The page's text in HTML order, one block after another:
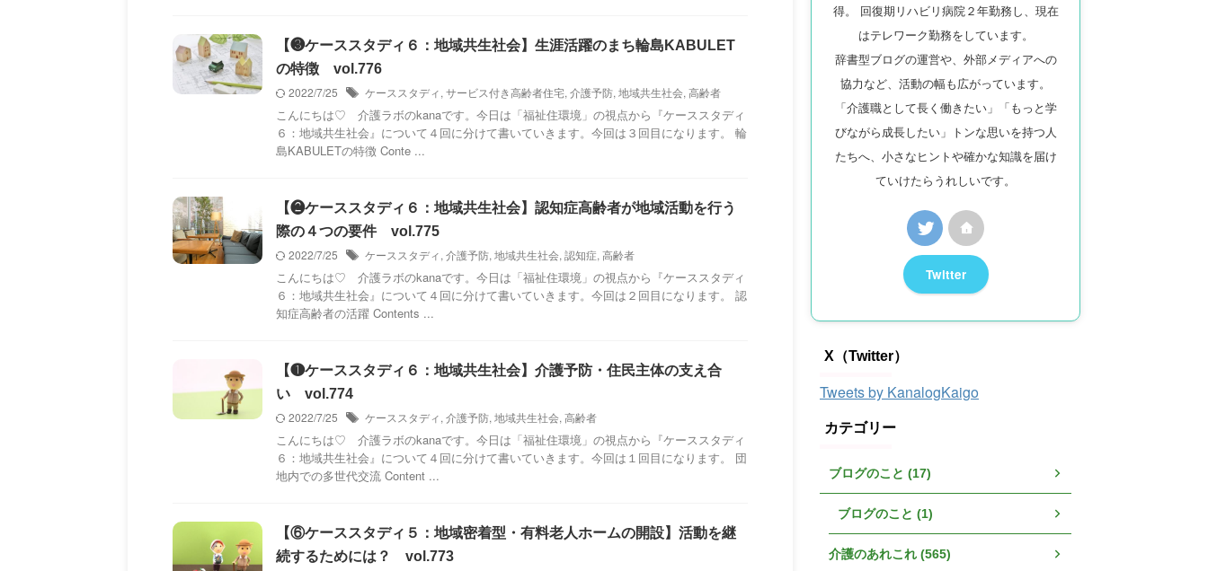
【❸ケーススタディ６：地域共生社会】生涯活躍のまち輪島KABULET
の特徴 vol.776
2022/7/25
ケーススタディ, サービス付き高齢者住宅, 介護予防, 地域共生社会, 高齢者
こんにちは♡ 介護ラボのkanaです。今日は「福祉住環境」の視点から『ケーススタディ
６：地域共生社会』について４回に分けて書いていきます。今回は３回目になります。 輪
島KABULETの特徴 Conte ...
【❷ケーススタディ６：地域共生社会】認知症高齢者が地域活動を行う
際の４つの要件 vol.775
2022/7/25
ケーススタディ, 介護予防, 地域共生社会, 認知症, 高齢者
こんにちは♡ 介護ラボのkanaです。今日は「福祉住環境」の視点から『ケーススタディ
６：地域共生社会』について４回に分けて書いていきます。今回は２回目になります。 認
知症高齢者の活躍 Contents ...
【❶ケーススタディ６：地域共生社会】介護予防・住民主体の支え合
い vol.774
2022/7/25
ケーススタディ, 介護予防, 地域共生社会, 高齢者
こんにちは♡ 介護ラボのkanaです。今日は「福祉住環境」の視点から『ケーススタディ
６：地域共生社会』について４回に分けて書いていきます。今回は１回目になります。 団
地内での多世代交流 Content ...
【⑥ケーススタディ５：地域密着型・有料老人ホームの開設】活動を継
続するためには？ vol.773
得。 回復期リハビリ病院２年勤務し、現在
はテレワーク勤務をしています。
辞書型ブログの運営や、外部メディアへの
協力など、活動の幅も広がっています。
「介護職として長く働きたい」「もっと学
びながら成長したい」トンな思いを持つ人
たちへ、小さなヒントや確かな知識を届け
ていけたらうれしいです。
Twitter
X（Twitter）
Tweets by KanalogKaigo
カテゴリー
ブログのこと (17)
ブログのこと (1)
介護のあれこれ (565)